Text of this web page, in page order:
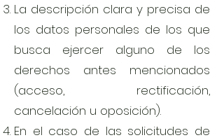
La descripción clara y precisa de
los datos personales de los que
busca ejercer alguno de los
derechos antes mencionados
(acceso, rectificación,
cancelación u oposición).
En el caso de las solicitudes de